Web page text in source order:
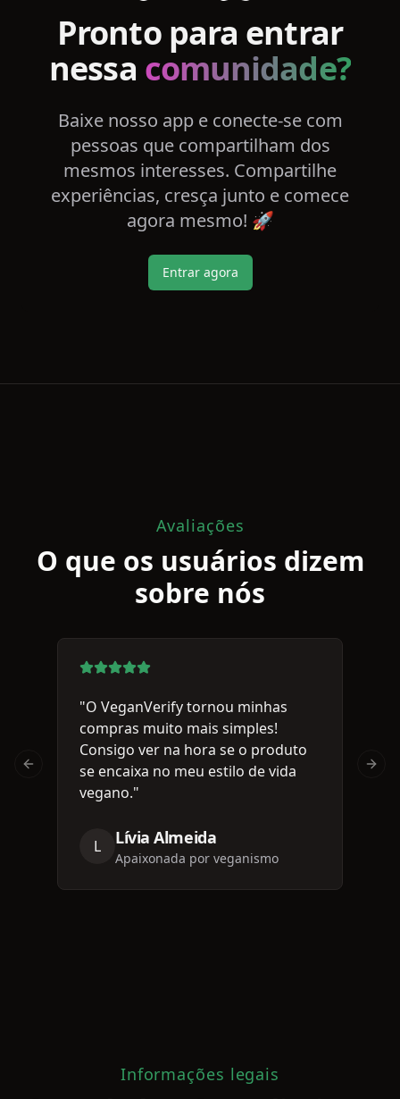
Pronto para entrar
nessa comunidade?
Baixe nosso app e conecte-se com
pessoas que compartilham dos
mesmos interesses. Compartilhe
experiências, cresça junto e comece
agora mesmo! 🚀
Entrar agora
Avaliações
O que os usuários dizem
sobre nós
"O VeganVerify tornou minhas
compras muito mais simples!
Consigo ver na hora se o produto
se encaixa no meu estilo de vida
vegano."
L Lívia Almeida
Apaixonada por veganismo
Previous slide
Informações legais